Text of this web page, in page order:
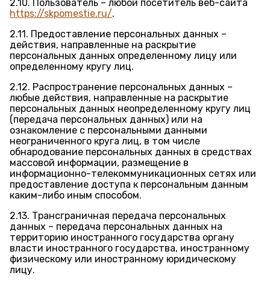
2.10. Пользователь – любой посетитель веб-сайта
https://skpomestie.ru/.
2.11. Предоставление персональных данных –
действия, направленные на раскрытие
персональных данных определенному лицу или
определенному кругу лиц.
2.12. Распространение персональных данных –
любые действия, направленные на раскрытие
персональных данных неопределенному кругу лиц
(передача персональных данных) или на
ознакомление с персональными данными
неограниченного круга лиц, в том числе
обнародование персональных данных в средствах
массовой информации, размещение в
информационно-телекоммуникационных сетях или
предоставление доступа к персональным данным
каким-либо иным способом.
2.13. Трансграничная передача персональных
данных – передача персональных данных на
территорию иностранного государства органу
власти иностранного государства, иностранному
физическому или иностранному юридическому
лицу.